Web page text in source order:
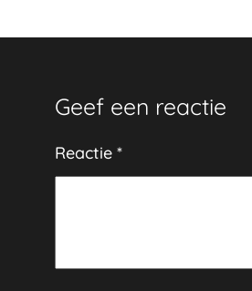
Geef een reactie
Reactie *